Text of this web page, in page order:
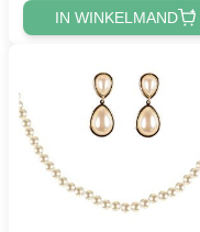
IN WINKELMAND